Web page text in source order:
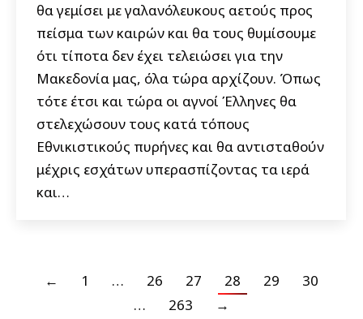
θα γεμίσει με γαλανόλευκους αετούς προς
πείσμα των καιρών και θα τους θυμίσουμε
ότι τίποτα δεν έχει τελειώσει για την
Μακεδονία μας, όλα τώρα αρχίζουν. Όπως
τότε έτσι και τώρα οι αγνοί Έλληνες θα
στελεχώσουν τους κατά τόπους
Εθνικιστικούς πυρήνες και θα αντισταθούν
μέχρις εσχάτων υπερασπίζοντας τα ιερά
και…
← 1 … 26 27 28 29
30
…
263 →